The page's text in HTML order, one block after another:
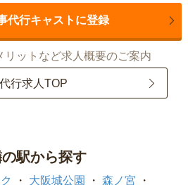
代行キャストに登録
リットなど求人概要のご案内
行求人TOP
駅から探す
大阪城公園 森ノ宮